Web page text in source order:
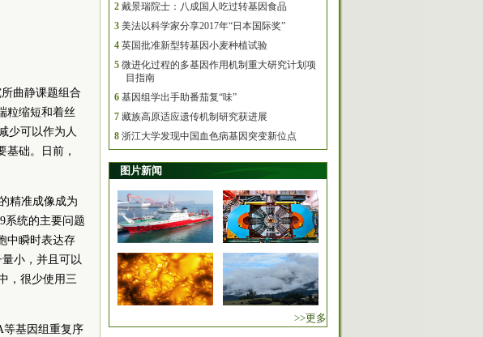
曲静课题组合
粒缩短和着丝
少可以作为人
础。日前，
精准成像成为
系统的主要问题
中瞬时表达存
小，并且可以
，很少使用三
等基因组重复序
2 戴景瑞院士：八成国人吃过转基因食品
3 美法以科学家分享2017年“日本国际奖”
4 英国批准新型转基因小麦种植试验
5 微进化过程的多基因作用机制重大研究计划项
目指南
6 基因组学出手助番茄复“味”
7 藏族高原适应遗传机制研究获进展
8 浙江大学发现中国血色病基因突变新位点
图片新闻
>>更多